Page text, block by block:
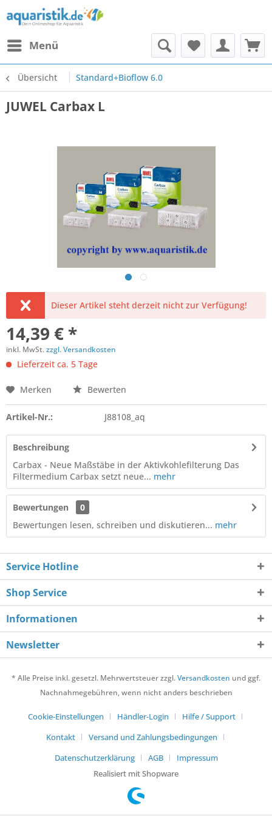
Menü
Übersicht Standard+Bioflow 6.0
JUWEL Carbax L
Dieser Artikel steht derzeit nicht zur Verfügung!
14,39 € *
inkl. MwSt.zzgl. Versandkosten
Lieferzeit ca. 5 Tage
Merken Bewerten
Artikel-Nr.: J88108_aq
Beschreibung
Carbax - Neue Maßstäbe in der Aktivkohlefilterung Das
Filtermedium Carbax setzt neue... mehr
Bewertungen
0
Bewertungen lesen, schreiben und diskutieren... mehr
Service Hotline
Shop Service
Informationen
Newsletter
* Alle Preise inkl. gesetzl. Mehrwertsteuer zzgl.Versandkosten und ggf.
Nachnahmegebühren, wenn nicht anders beschrieben
Cookie-Einstellungen Händler-Login
Hilfe / Support
Kontakt
Versand und Zahlungsbedingungen
Datenschutzerklärung
AGB
Impressum
Realisiert mit Shopware